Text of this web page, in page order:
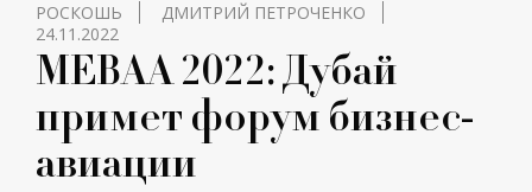
РОСКОШЬ
ДМИТРИЙ ПЕТРОЧЕНКО
24.11.2022
МЕВАА 2022: Дубай
примет форум бизнес-
авиации